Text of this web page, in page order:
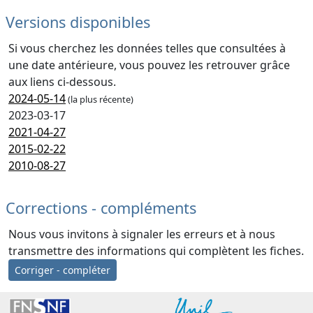
Versions disponibles
Si vous cherchez les données telles que consultées à
une date antérieure, vous pouvez les retrouver grâce
aux liens ci-dessous.
2024-05-14(la plus récente)
2023-03-17
2021-04-27
2015-02-22
2010-08-27
Corrections - compléments
Nous vous invitons à signaler les erreurs et à nous
transmettre des informations qui complètent les fiches.
Corriger - compléter